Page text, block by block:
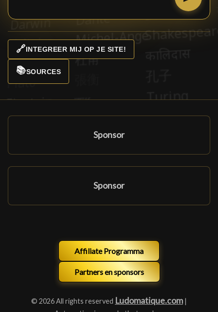
🔗INTEGREER MIJ OP JE SITE!
📚SOURCES
Sponsor
Sponsor
Affiliate Programma
Partners en sponsors
© 2026 All rights reserved Ludomatique.com |